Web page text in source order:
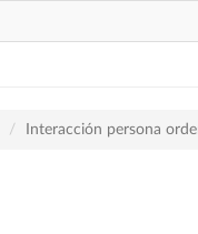
Interacción persona